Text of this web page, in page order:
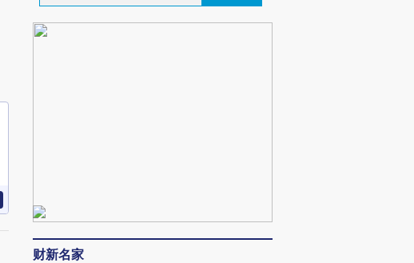
财新名家